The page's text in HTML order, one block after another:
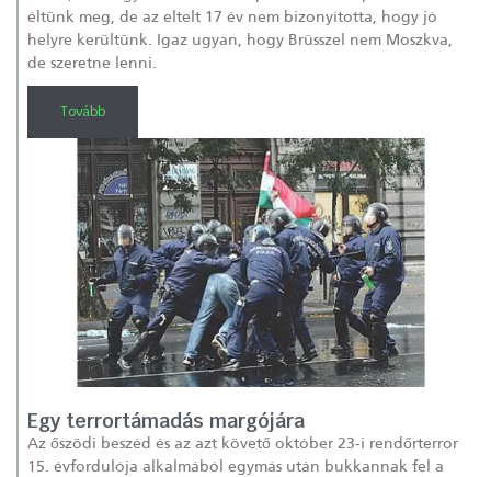
éltünk meg, de az eltelt 17 év nem bizonyította, hogy jó
helyre kerültünk. Igaz ugyan, hogy Brüsszel nem Moszkva,
de szeretne lenni.
Tovább
Egy terrortámadás margójára
Az őszödi beszéd és az azt követő október 23-i rendőrterror
15. évfordulója alkalmából egymás után bukkannak fel a